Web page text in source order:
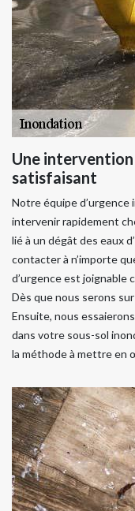
Une
satisfaisant
Notre équipe d’urgence
intervenir rapidement
lié à un dégât des eaux
contacter à n’importe
d’urgence est joignable
Dès que nous serons
Ensuite, nous
dans votre sous-sol
la méthode à mettre en